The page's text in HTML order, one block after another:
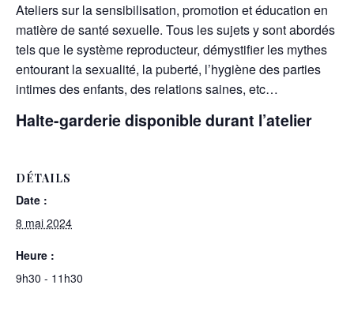
Ateliers sur la sensibilisation, promotion et éducation en
matière de santé sexuelle. Tous les sujets y sont abordés
tels que le système reproducteur, démystifier les mythes
entourant la sexualité, la puberté, l’hygiène des parties
intimes des enfants, des relations saines, etc…
Halte-garderie disponible durant l’atelier
DÉTAILS
Date :
8 mai 2024
Heure :
9h30 - 11h30